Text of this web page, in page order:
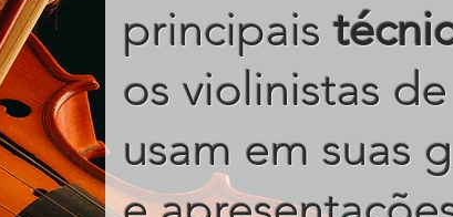
principais
os violinistas
usam em suas